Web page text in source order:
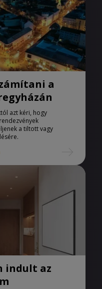
a
azt kéri, hogy
a tiltott vagy
indult az